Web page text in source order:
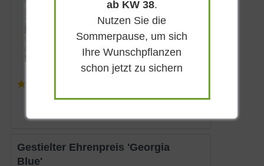
Lieferbar
Gestielter Ehrenpreis 'Georgia
Blue'
ab KW 38.
Nutzen Sie die
Sommerpause, um sich
Ihre Wunschpflanzen
schon jetzt zu sichern